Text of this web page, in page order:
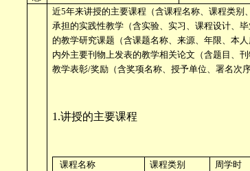
近5年来讲授的主要课程（含课程名称、课程类别
承担的实践性教学（含实验、实习、课程设计、
的教学研究课题（含课题名称、来源、年限、本
内外主要刊物上发表的教学相关论文（含题目、
教学表彰/奖励（含奖项名称、授予单位、署名次
1.讲授的主要课程
课程名称 课程类别 周学时